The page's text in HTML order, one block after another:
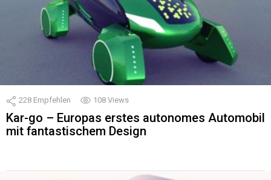
228 Empfehlen 108 Views
Kar-go – Europas erstes autonomes Automobil
mit fantastischem Design